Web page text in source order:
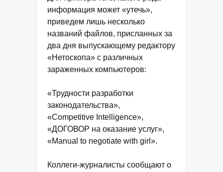
информация может «утечь»,
приведем лишь несколько
названий файлов, присланных за
два дня выпускающему редактору
«Нетоскопа» с различных
зараженных компьютеров:
«Трудности разработки
законодательства»,
«Competitive Intelligence»,
«ДОГОВОР на оказание услуг»,
«Manual to negotiate with girl».
Коллеги-журналисты сообщают о